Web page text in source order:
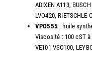
ADIXEN A113,
LVO420, RIETSCHLE
VPO555 : huile
Viscosité : 100 cST à
VE101 VSC100,